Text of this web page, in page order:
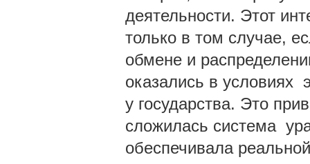
деятельности. Этот
только в том случае,
обмене и
оказались в условиях
у государства. Это
сложилась система
обеспечивала